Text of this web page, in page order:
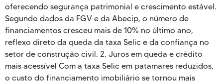
oferecendo segurança patrimonial e crescimento estável.
Segundo dados da FGV e da Abecip, o número de
financiamentos cresceu mais de 10% no último ano,
reflexo direto da queda da taxa Selic e da confiança no
setor de construção civil. 2. Juros em queda e crédito
mais acessível Com a taxa Selic em patamares reduzidos,
o custo do financiamento imobiliário se tornou mais